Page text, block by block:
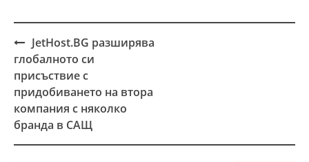
Post
navigation
JetHost.BG разширява
глобалното си
присъствие с
придобиването на втора
компания с няколко
бранда в САЩ